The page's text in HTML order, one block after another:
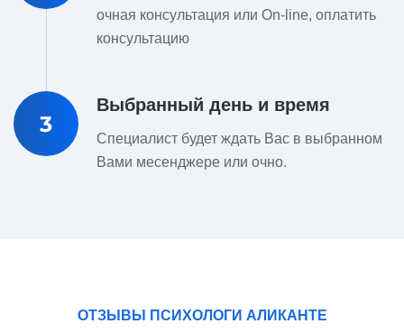
очная консультация или On-line, оплатить
консультацию
3
Выбранный день и время
Специалист будет ждать Вас в выбранном
Вами месенджере или очно.
ОТЗЫВЫ ПСИХОЛОГИ АЛИКАНТЕ